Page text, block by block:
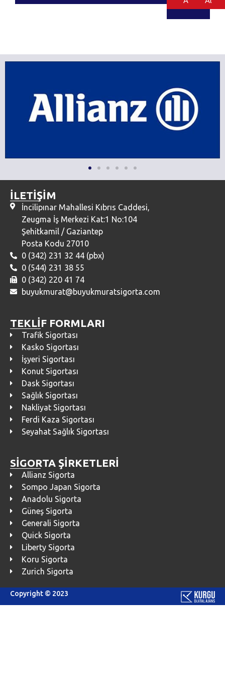
İLETİŞİM
İncilipınar Mahallesi Kıbrıs Caddesi,
Zeugma İş Merkezi Kat:1 No:104
Şehitkamil / Gaziantep
Posta Kodu 27010
0 (342) 231 32 44 (pbx)
0 (544) 231 38 55
0 (342) 220 41 74
buyukmurat@buyukmuratsigorta.com
TEKLİF FORMLARI
Trafik Sigortası
Kasko Sigortası
İşyeri Sigortası
Konut Sigortası
Dask Sigortası
Sağlık Sigortası
Nakliyat Sigortası
Ferdi Kaza Sigortası
Seyahat Sağlık Sigortası
SİGORTA ŞİRKETLERİ
Allianz Sigorta
Sompo Japan Sigorta
Anadolu Sigorta
Güneş Sigorta
Generali Sigorta
Quick Sigorta
Liberty Sigorta
Koru Sigorta
Zurich Sigorta
Copyright © 2023